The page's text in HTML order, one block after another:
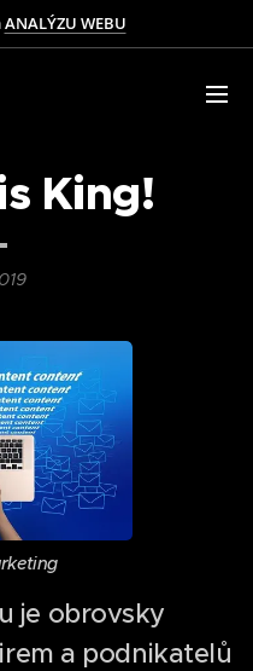
ANALÝZU WEBU
King!
je obrovsky
a podnikatelů